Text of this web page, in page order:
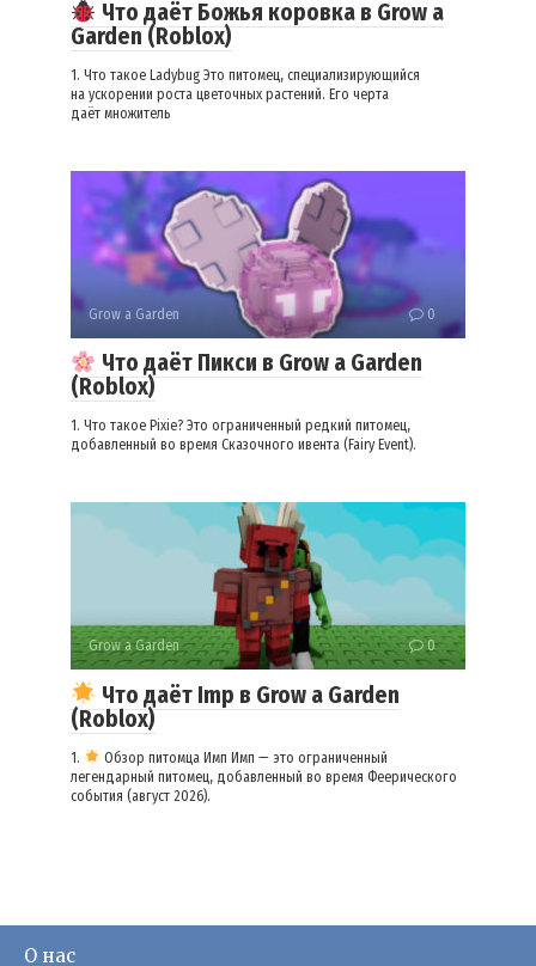
Что даёт Божья коровка в Grow a
Garden (Roblox)
1. Что такое Ladybug Это питомец, специализирующийся
на ускорении роста цветочных растений. Его черта
даёт множитель
Grow a Garden 0
Что даёт Пикси в Grow a Garden
(Roblox)
1. Что такое Pixie? Это ограниченный редкий питомец,
добавленный во время Сказочного ивента (Fairy Event).
Grow a Garden 0
Что даёт Imp в Grow a Garden
(Roblox)
1.
Обзор питомца Имп Имп — это ограниченный
легендарный питомец, добавленный во время Феерического
события (август 2026).
О нас